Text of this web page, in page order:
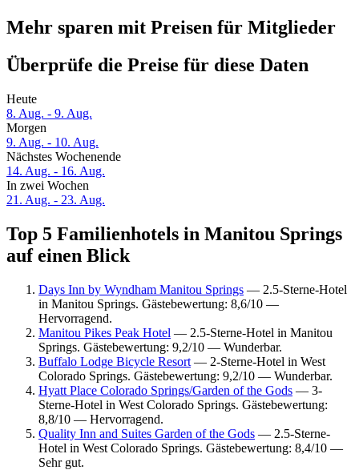
Mehr sparen mit Preisen für Mitglieder
Überprüfe die Preise für diese Daten
Heute
8. Aug. - 9. Aug.
Morgen
9. Aug. - 10. Aug.
Nächstes Wochenende
14. Aug. - 16. Aug.
In zwei Wochen
21. Aug. - 23. Aug.
Top 5 Familienhotels in Manitou Springs
auf einen Blick
Days Inn by Wyndham Manitou Springs — 2.5-Sterne-Hotel
in Manitou Springs. Gästebewertung: 8,6/10 —
Hervorragend.
Manitou Pikes Peak Hotel — 2.5-Sterne-Hotel in Manitou
Springs. Gästebewertung: 9,2/10 — Wunderbar.
Buffalo Lodge Bicycle Resort — 2-Sterne-Hotel in West
Colorado Springs. Gästebewertung: 9,2/10 — Wunderbar.
Hyatt Place Colorado Springs/Garden of the Gods — 3-
Sterne-Hotel in West Colorado Springs. Gästebewertung:
8,8/10 — Hervorragend.
Quality Inn and Suites Garden of the Gods — 2.5-Sterne-
Hotel in West Colorado Springs. Gästebewertung: 8,4/10 —
Sehr gut.